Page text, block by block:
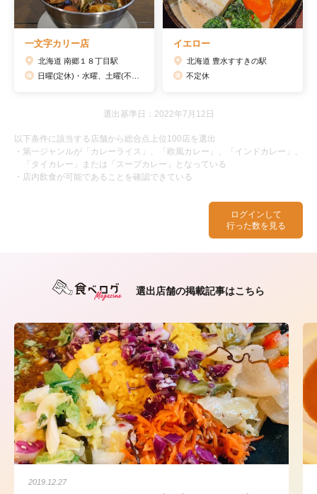
ログインして
行った数を見る
一文字カリー店
北海道 南郷１８丁目駅
イエロー
北海道 豊水すすきの駅
不定休
選出基準日：2022年7月12日
以下条件に該当する店舗から総合点上位100店を選出
・第一ジャンルが「カレーライス」、「欧風カレー」、「インドカレー」、
「タイカレー」または「スープカレー」となっている
・店内飲食が可能であることを確認できている
選出店舗の掲載記事はこちら
2019.12.27